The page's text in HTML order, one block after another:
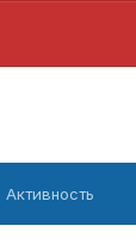
Активность